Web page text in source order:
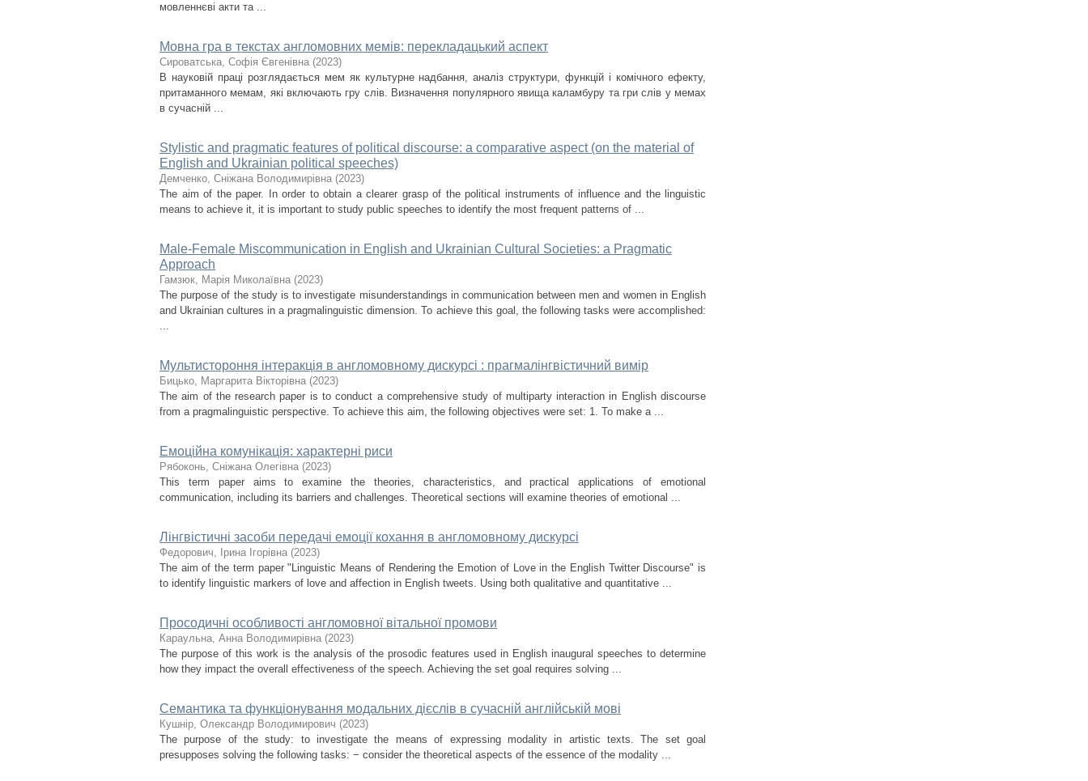
мовленнєві акти та ...
Мовна гра в текстах англомовних мемів: перекладацький аспект
Сироватська, Софія Євгенівна (2023)
В науковій праці розглядається мем як культурне надбання, аналіз структури, функцій і комічного ефекту,
притаманного мемам, які включають гру слів. Визначення популярного явища каламбуру та гри слів у мемах
в сучасній ...
Stylistic and pragmatic features of political discourse: a comparative aspect (on the material of
English and Ukrainian political speeches)
Демченко, Сніжана Володимирівна (2023)
The aim of the paper. In order to obtain a clearer grasp of the political instruments of influence and the linguistic
means to achieve it, it is important to study public speeches to identify the most frequent patterns of ...
Male-Female Miscommunication in English and Ukrainian Cultural Societies: a Pragmatic
Approach
Гамзюк, Марія Миколаївна (2023)
The purpose of the study is to investigate misunderstandings in communication between men and women in English
and Ukrainian cultures in a pragmalinguistic dimension. To achieve this goal, the following tasks were accomplished:
...
Мультистороння інтеракція в англомовному дискурсі : прагмалінгвістичний вимір
Бицько, Маргарита Вікторівна (2023)
The aim of the research paper is to conduct a comprehensive study of multiparty interaction in English discourse
from a pragmalinguistic perspective. To achieve this aim, the following objectives were set: 1. To make a ...
Емоційна комунікація: характерні риси
Рябоконь, Сніжана Олегівна (2023)
This term paper aims to examine the theories, characteristics, and practical applications of emotional
communication, including its barriers and challenges. Theoretical sections will examine theories of emotional ...
Лінгвістичні засоби передачі емоції кохання в англомовному дискурсі
Федорович, Ірина Ігорівна (2023)
The aim of the term paper "Linguistic Means of Rendering the Emotion of Love in the English Twitter Discourse" is
to identify linguistic markers of love and affection in English tweets. Using both qualitative and quantitative ...
Просодичні особливості англомовної вітальної промови
Караульна, Анна Володимирівна (2023)
The purpose of this work is the analysis of the prosodic features used in English inaugural speeches to determine
how they impact the overall effectiveness of the speech. Achieving the set goal requires solving ...
Семантика та функціонування модальних дієслів в сучасній англійській мові
Кушнір, Олександр Володимирович (2023)
The purpose of the study: to investigate the means of expressing modality in artistic texts. The set goal
presupposes solving the following tasks: − consider the theoretical aspects of the essence of the modality ...